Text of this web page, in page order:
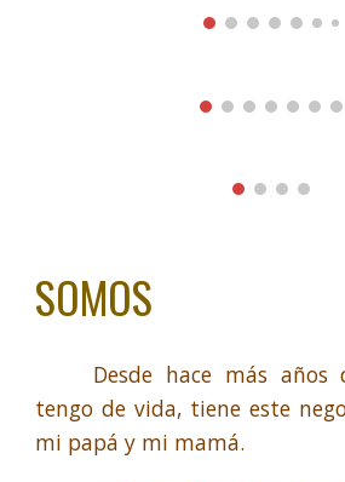
SOMOS
Desde hace más
tengo de vida, tiene este
mi papá y mi mamá.